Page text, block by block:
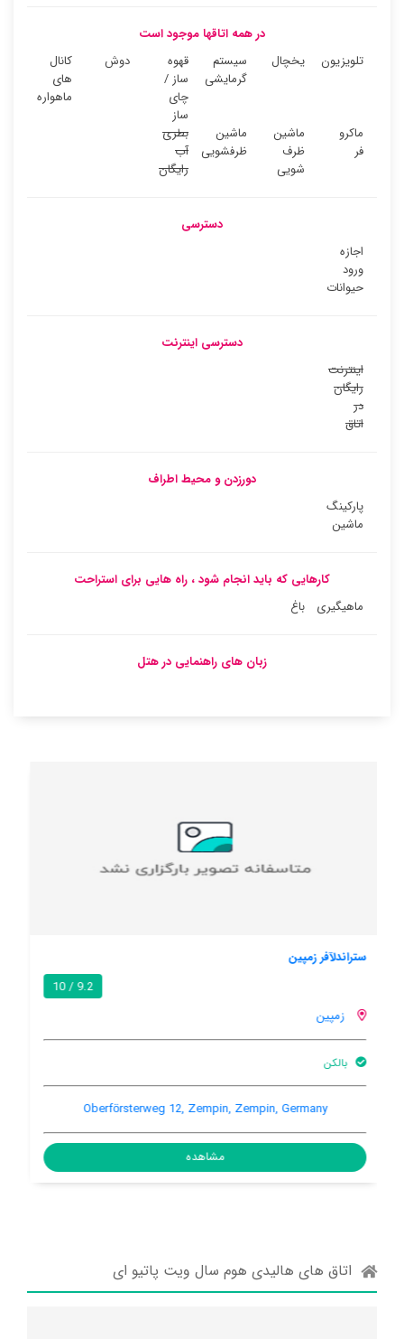
در همه اتاقها موجود است
تلویزیون
یخچال
سیستم
گرمایشی
قهوه
ساز /
چای
ساز
دوش
کانال
های
ماهواره
ماکرو
فر
ماشین
ظرف
شویی
ماشین
ظرفشویی
بطری
آب
رایگان
دسترسی
اجازه
ورود
حیوانات
دسترسی اینترنت
اینترنت
رایگان
در
اتاق
دورزدن و محیط اطراف
پارکینگ
ماشین
کارهایی که باید انجام شود ، راه هایی برای استراحت
ماهیگیری
باغ
زبان های راهنمایی در هتل
اوستسیپارک زمپین
9.4 / 10
Oberforsterweg 12, Zempin, Zempin, Germany, 17459
مشاهده
اتاق های هالیدی هوم سال ویت پاتیو ای